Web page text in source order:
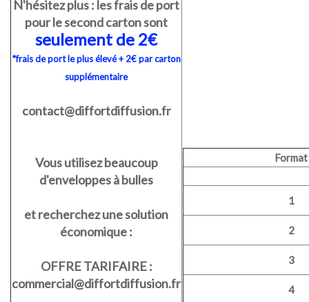
N'hésitez plus : les frais de port
pour le second carton sont
seulement de 2€
*frais de port le plus élevé + 2€ par carton
supplémentaire
contact@diffortdiffusion.fr
Vous utilisez beaucoup
d'enveloppes à bulles
et recherchez une solution
économique :
OFFRE TARIFAIRE :
commercial@diffortdiffusion.fr
Format
1
2
3
4